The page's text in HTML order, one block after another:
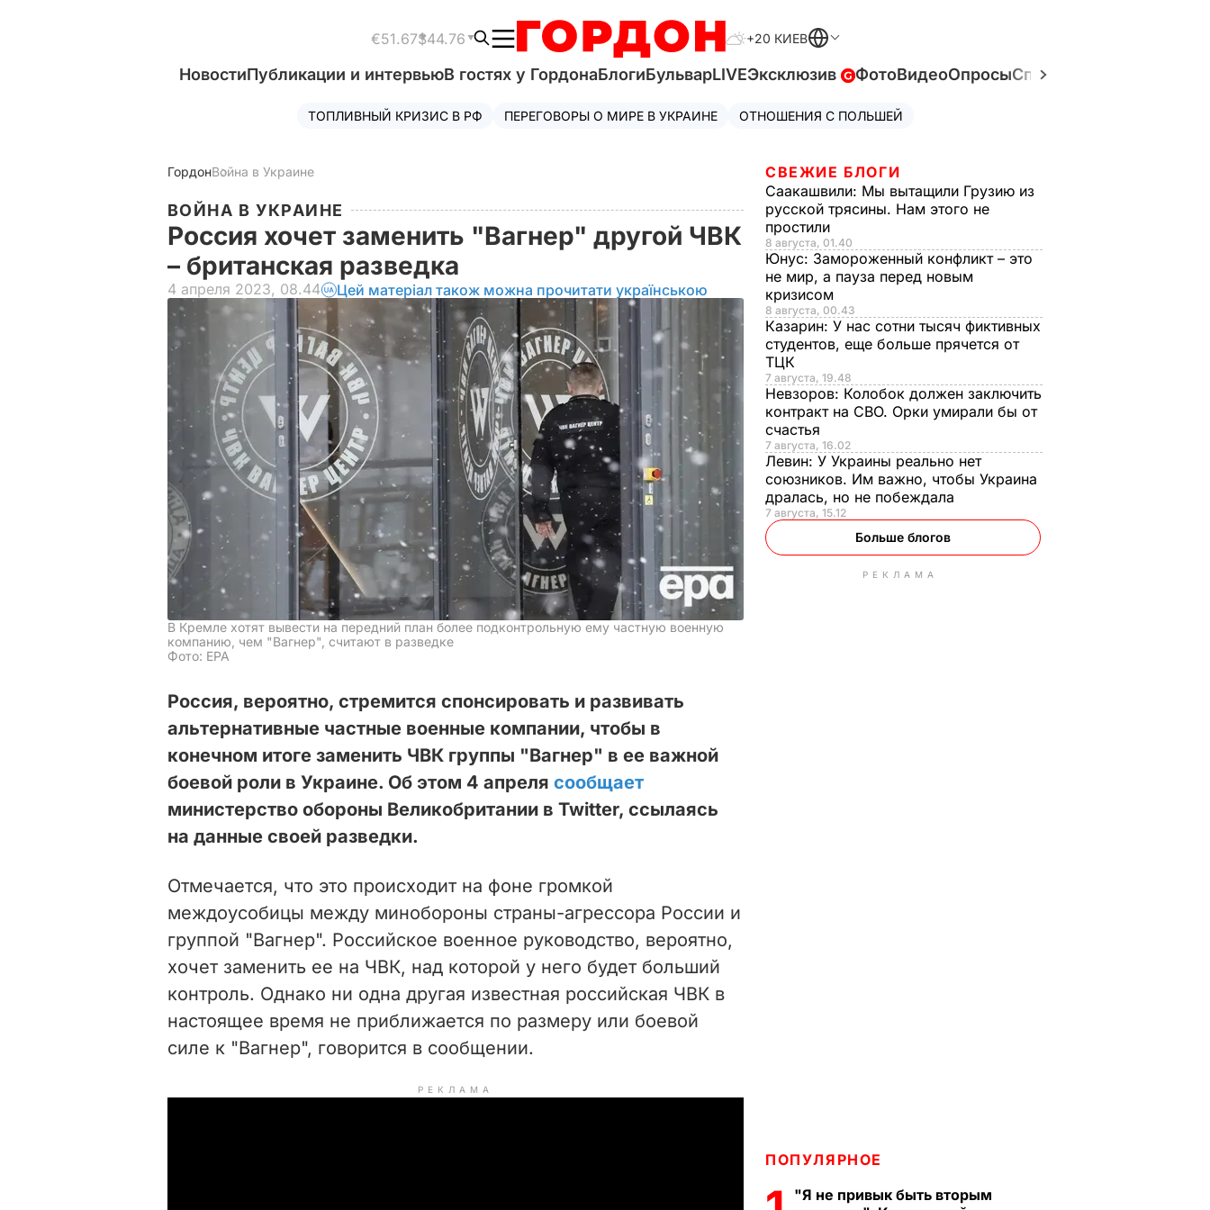
€51.67$44.76 +20 КИЕВ
НовостиПубликации и интервьюВ гостях у ГордонаБлогиБульварLIVEЭксклюзив ФотоВидеоОпросыСпецпроекты
ТОПЛИВНЫЙ КРИЗИС В РФ ПЕРЕГОВОРЫ О МИРЕ В УКРАИНЕ ОТНОШЕНИЯ С ПОЛЬШЕЙ
ГордонВойна в Украине
ВОЙНА В УКРАИНЕ
Россия хочет заменить "Вагнер" другой ЧВК
– британская разведка
4 апреля 2023, 08.44 Цей матеріал також можна прочитати українською
В Кремле хотят вывести на передний план более подконтрольную ему частную военную
компанию, чем "Вагнер", считают в разведке
Фото: EPA
Россия, вероятно, стремится спонсировать и развивать
альтернативные частные военные компании, чтобы в
конечном итоге заменить ЧВК группы "Вагнер" в ее важной
боевой роли в Украине. Об этом 4 апреля сообщает
министерство обороны Великобритании в Twitter, ссылаясь
на данные своей разведки.
Отмечается, что это происходит на фоне громкой
междоусобицы между минобороны страны-агрессора России и
группой "Вагнер". Российское военное руководство, вероятно,
хочет заменить ее на ЧВК, над которой у него будет больший
контроль. Однако ни одна другая известная российская ЧВК в
настоящее время не приближается по размеру или боевой
силе к "Вагнер", говорится в сообщении.
РЕКЛАМА
СВЕЖИЕ БЛОГИ
Саакашвили: Мы вытащили Грузию из
русской трясины. Нам этого не
простили
8 августа, 01.40
Юнус: Замороженный конфликт – это
не мир, а пауза перед новым
кризисом
8 августа, 00.43
Казарин: У нас сотни тысяч фиктивных
студентов, еще больше прячется от
ТЦК
7 августа, 19.48
Невзоров: Колобок должен заключить
контракт на СВО. Орки умирали бы от
счастья
7 августа, 16.02
Левин: У Украины реально нет
союзников. Им важно, чтобы Украина
дралась, но не побеждала
7 августа, 15.12
Больше блогов
РЕКЛАМА
ПОПУЛЯРНОЕ
"Я не привык быть вторым